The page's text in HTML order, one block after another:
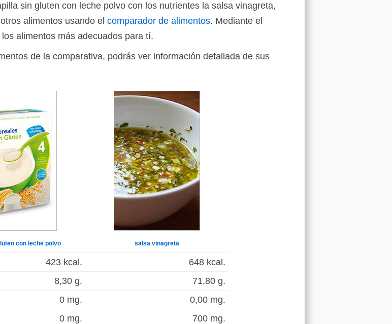
sin gluten con leche polvo con los nutrientes la salsa vinagreta,
alimentos usando el comparador de alimentos. Mediante el
alimentos más adecuados para tí.
de la comparativa, podrás ver información detallada de sus
con leche polvo salsa vinagreta
423 kcal.
648 kcal.
8,30 g.
71,80 g.
0 mg.
0,00 mg.
0 mg.
700 mg.